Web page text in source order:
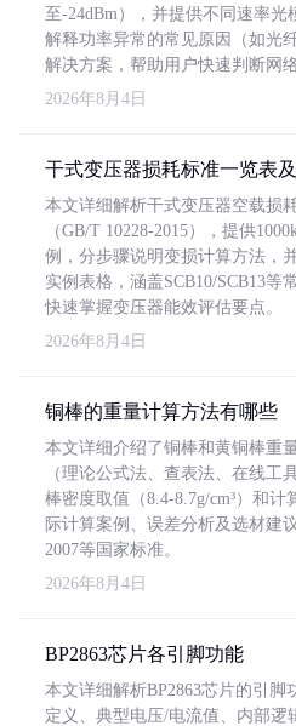
至-24dBm），并提供不同速率
解释功率异常的常见原因（如光
解决方案，帮助用户快速判断网
2026年8月4日
干式变压器损耗标准一览表
本文详细解析干式变压器空载损
（GB/T 10228-2015），提供
例，分步骤说明变损计算方法，
实例表格，涵盖SCB10/SCB13等
快速掌握变压器能效评估要点。
2026年8月4日
铜棒的重量计算方法有哪些
本文详细介绍了铜棒和黄铜棒重
（理论公式法、查表法、在线工
棒密度取值（8.4-8.7g/cm³）和
际计算案例、误差分析及选材建
2007等国家标准。
2026年8月4日
BP2863芯片各引脚功能
本文详细解析BP2863芯片的引脚
定义、典型电压/电流值、内部逻